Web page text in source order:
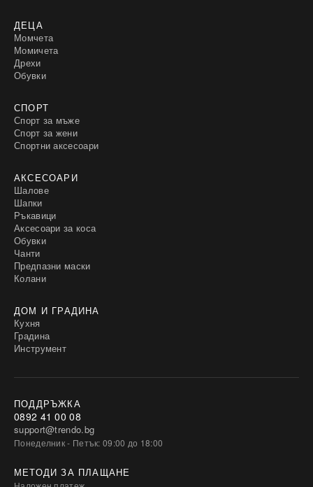
ДЕЦА
Момчета
Момичета
Дрехи
Обувки
СПОРТ
Спорт за мъже
Спорт за жени
Спортни аксесоари
АКСЕСОАРИ
Шалове
Шапки
Ръкавици
Аксесоари за коса
Обувки
Чанти
Предпазни маски
Колани
ДОМ И ГРАДИНА
Кухня
Градина
Инструмент
ПОДДРЪЖКА
0892 41 00 08
support@trendo.bg
Понеделник - Петък: 09:00 до 18:00
МЕТОДИ ЗА ПЛАЩАНЕ